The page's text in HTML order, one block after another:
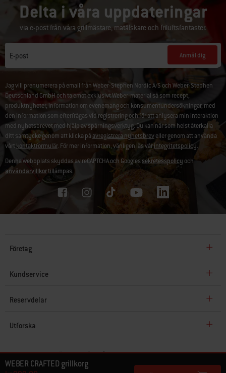
WEBER CRAFTED grillkorg
Delta i våra uppdateringar
via e-post från våra grillmästare, matälskare och friluftsfantaster.
E-post Anmäl dig
Jag vill prenumerera på email från Weber-Stephen Nordic A/S och Weber-Stephen
Deutschland GmbH och ta emot exklusivt Weber-material så som recept,
produktnyheter, information om evenemang och konsumentundersökningar, med
den information som efterfrågas vid registrering och för att anlysera min interaktion
med nyhetsbrevet med hjälp av spårningsverktyg. Du kan när som helst återkalla
ditt samtycke genom att klicka på avregistrera nyhetsbreveller genom att använda
vårt kontaktformulär. För mer information, vänligen läs vårintegritetspolicy.
Denna webbplats skyddas av reCAPTCHA och Googlessekretesspolicy och
användarvillkortillämpas.
Företag
Kundservice
Reservdelar
Utforska
© Weber 2026. Alla rättigheter förbehållna.